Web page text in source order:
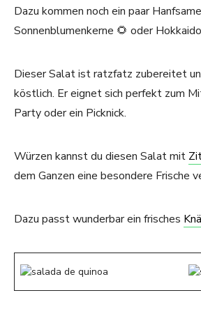
Dazu kommen noch ein paar
Sonnenblumenkerne 🌻 oder
Dieser Salat ist ratzfatz zubereitet
köstlich. Er eignet sich perfekt zum
Party oder ein Picknick.
Würzen kannst du diesen Salat mit
dem Ganzen eine besondere Frische
Dazu passt wunderbar ein frisches